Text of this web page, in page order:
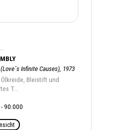
Infinite Causes), 1973
Bleistift und
T...
90.000